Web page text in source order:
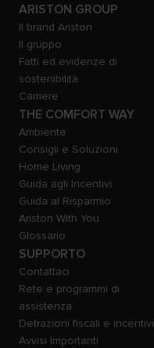
ARISTON GROUP
Il brand Ariston
Il gruppo
Fatti ed evidenze di
sostenibilità
Carriere
THE COMFORT WAY
Ambiente
Consigli e Soluzioni
Home Living
Guida agli Incentivi
Guida al Risparmio
Ariston With You
Glossario
SUPPORTO
Contattaci
Rete e programmi di
assistenza
Detrazioni fiscali e incentivi
Avvisi Importanti